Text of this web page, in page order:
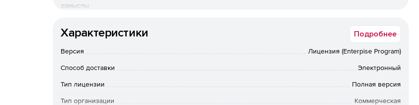
замыслы.
Версии GenArts Sapphire
Sapphire for Adobe After Effects
– более 220 модулей визуальных эффектов для After Effects, Premier
– около 130 модулей визуальных эффектов для Autodesk Flame, Inferno, Smoke,
Характеристики Подробнее
Версия Лицензия (Enterpise Program)
Способ доставки Электронный
Тип лицензии Полная версия
Тип организации Коммерческая